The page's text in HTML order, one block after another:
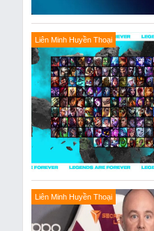
Liên Minh Huyền Thoại
Liên Minh Huyền Thoại